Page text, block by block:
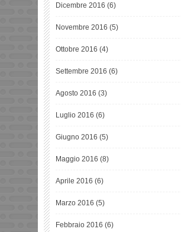
Dicembre 2016 (6)
Novembre 2016 (5)
Ottobre 2016 (4)
Settembre 2016 (6)
Agosto 2016 (3)
Luglio 2016 (6)
Giugno 2016 (5)
Maggio 2016 (8)
Aprile 2016 (6)
Marzo 2016 (5)
Febbraio 2016 (6)